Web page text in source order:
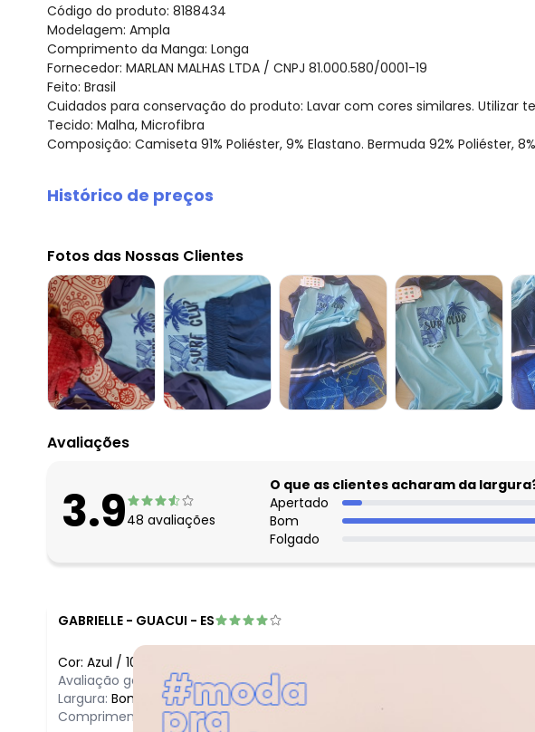
Código do produto: 8188434
Modelagem: Ampla
Comprimento da Manga: Longa
Fornecedor: MARLAN MALHAS LTDA / CNPJ 81.000.580/0001-19
Feito: Brasil
Cuidados para conservação do produto: Lavar com cores similares. Utilizar
Tecido: Malha, Microfibra
Composição: Camiseta 91% Poliéster, 9% Elastano. Bermuda 92% Poliéster,
Histórico de preços
agosto/2026
julho/2026
junho/2026
maio/2026
abril/2026
março/2026
fevereiro/2026
Fotos das Nossas Clientes
Avaliações
3.948 avaliações
O que as clientes acharam da
Apertado
Bom
Folgado
GABRIELLE - GUACUI - ES
Cor: Azul / 10
Avaliação geral do produto: Ótimo
Largura: Bom
Comprimento:
Bom